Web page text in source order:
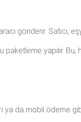
gönderir. Satıcı,
yapılır. Bu,
ya da mobil ödeme